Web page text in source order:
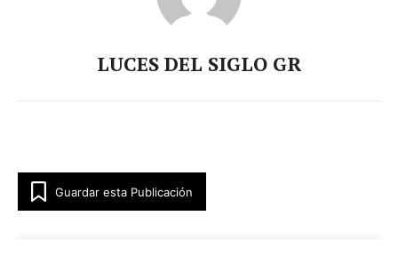
LUCES DEL SIGLO GR
Guardar esta Publicación